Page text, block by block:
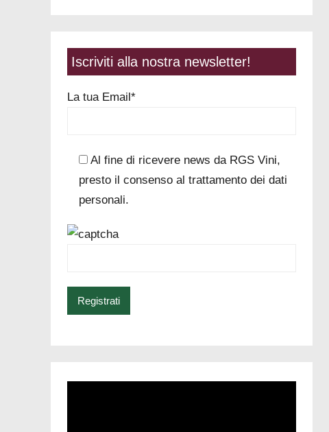
Iscriviti alla nostra newsletter!
La tua Email*
Al fine di ricevere news da RGS Vini,
presto il consenso al trattamento dei dati
personali.